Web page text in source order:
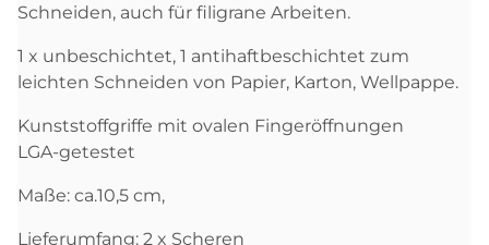
Schneiden, auch für filigrane Arbeiten.
1 x unbeschichtet, 1 antihaftbeschichtet zum
leichten Schneiden von Papier, Karton, Wellpappe.
Kunststoffgriffe mit ovalen Fingeröffnungen
LGA-getestet
Maße: ca.10,5 cm,
Lieferumfang: 2 x Scheren